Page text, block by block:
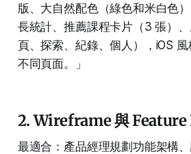
版、大自然配色（綠色和米白色
長統計、推薦課程卡片（3 張）
頁、探索、紀錄、個人），iOS
不同頁面。」
2. Wireframe 與
最適合：產品經理規劃功能架構